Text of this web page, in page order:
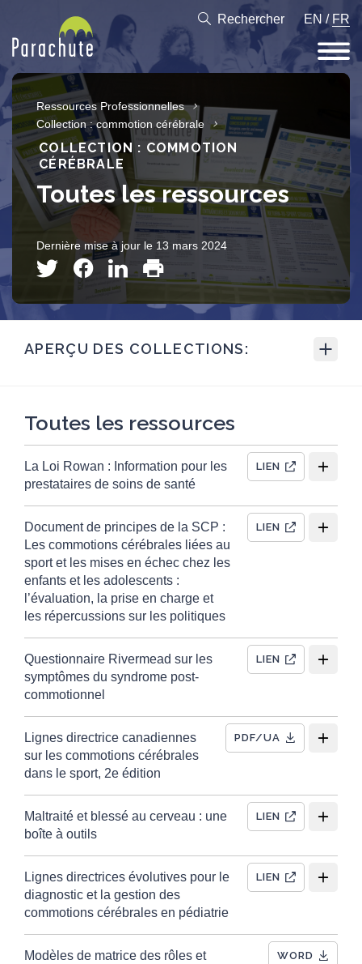
Rechercher EN / FR
Ressources Professionnelles
Collection : commotion cérébrale
COLLECTION : COMMOTION
CÉRÉBRALE
Toutes les ressources
Dernière mise à jour le 13 mars 2024
APERÇU DES COLLECTIONS:
1 Campagne
3 Listes de vérifications
Liens externes
3 Lignes directrices
Guides
3 Formations en ligne
1 Stratégie de retour au sport
6 Outils
4 Vidéos
Toutes les ressources
La Loi Rowan : Information pour les
prestataires de soins de santé
LIEN
Document de principes de la SCP :
Les commotions cérébrales liées au
sport et les mises en échec chez les
enfants et les adolescents :
l’évaluation, la prise en charge et
les répercussions sur les politiques
LIEN
Questionnaire Rivermead sur les
symptômes du syndrome post-
commotionnel
LIEN
Lignes directrice canadiennes
sur les commotions cérébrales
dans le sport, 2e édition
PDF/UA
Maltraité et blessé au cerveau : une
boîte à outils
LIEN
Lignes directrices évolutives pour le
diagnostic et la gestion des
commotions cérébrales en pédiatrie
LIEN
Modèles de matrice des rôles et
WORD